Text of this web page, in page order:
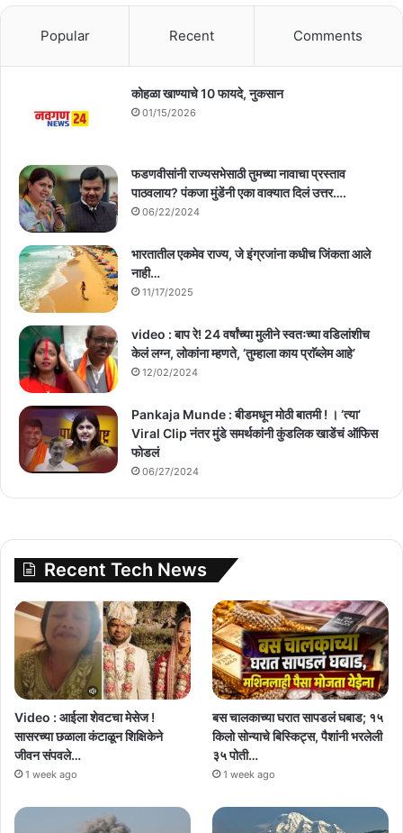
Popular Recent Comments
कोहळा खाण्याचे 10 फायदे, नुकसान
01/15/2026
फडणवीसांनी राज्यसभेसाठी तुमच्या नावाचा प्रस्ताव
पाठवलाय? पंकजा मुंडेंनी एका वाक्यात दिलं उत्तर….
06/22/2024
भारतातील एकमेव राज्य, जे इंग्रजांना कधीच जिंकता आले
नाही…
11/17/2025
video : बाप रे! 24 वर्षांच्या मुलीने स्वतःच्या वडिलांशीच
केलं लग्न, लोकांना म्हणते, ‘तुम्हाला काय प्राॅब्लेम आहे’
12/02/2024
Pankaja Munde : बीडमधून मोठी बातमी ! । ‘त्या’
Viral Clip नंतर मुंडे समर्थकांनी कुंडलिक खाडेंचं ऑफिस
फोडलं
06/27/2024
Recent Tech News
Video : आईला शेवटचा मेसेज !
सासरच्या छळाला कंटाळून शिक्षिकेने
जीवन संपवले…
1 week ago
बस चालकाच्या घरात सापडलं घबाड; १५
किलो सोन्याचे बिस्किट्स, पैशांनी भरलेली
३५ पोती…
1 week ago